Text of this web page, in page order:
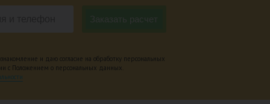
и даю согласие на обработку персональных
с Положением о персональных данных.